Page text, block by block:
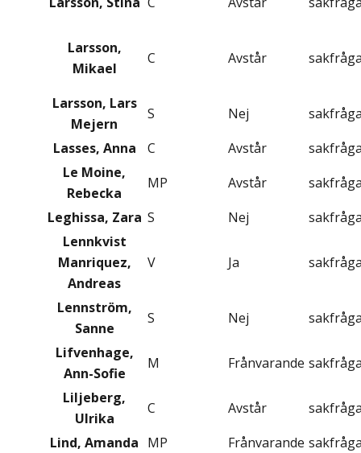
Larsson,
Mikael
C Avstår
Larsson, Lars
Mejern
S Nej
Lasses, Anna
C Avstår
Le Moine,
Rebecka
MP Avstår
Leghissa, Zara S Nej
Lennkvist
Manriquez,
Andreas
V Ja
Lennström,
Sanne
S Nej
Lifvenhage,
Ann-Sofie
M Frånvarande
Liljeberg,
Ulrika
C Avstår
Lind, Amanda MP Frånvarande